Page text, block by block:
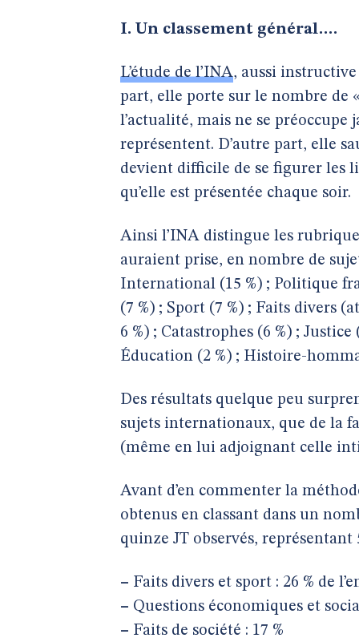
I. Un classement général….
L’étude de l’INA, aussi instructive
part, elle porte sur le nombre de
l’actualité, mais ne se préoccupe
représentent. D’autre part, elle
devient difficile de se figurer les
qu’elle est présentée chaque soir.
Ainsi l’INA distingue les
auraient prise, en nombre de
International (15 %) ; Politique
(7 %) ; Sport (7 %) ; Faits divers
6 %) ; Catastrophes (6 %) ;
Éducation (2 %) ; Histoire-
Des résultats quelque peu
sujets internationaux, que de la
(même en lui adjoignant celle
Avant d’en commenter la
obtenus en classant dans un
quinze JT observés,
– Faits divers et sport : 26 % de
– Questions économiques et
– Faits de société : 17 %